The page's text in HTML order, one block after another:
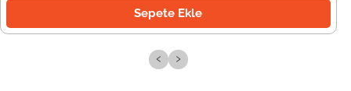
Sepete Ekle
‹ ›